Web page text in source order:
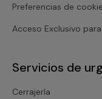
Preferencias de
Acceso Exclusivo para
Servicios de
Cerrajería